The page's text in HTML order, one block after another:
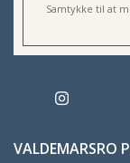
Samtykke til at
VALDEMARSRO